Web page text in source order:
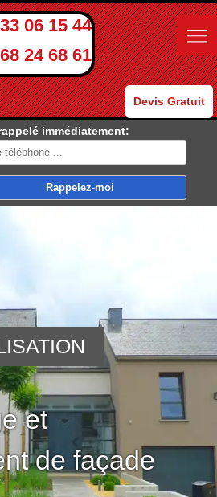
06 15 44
24 68 61
Devis Gratuit
immédiatement:
et
de façade